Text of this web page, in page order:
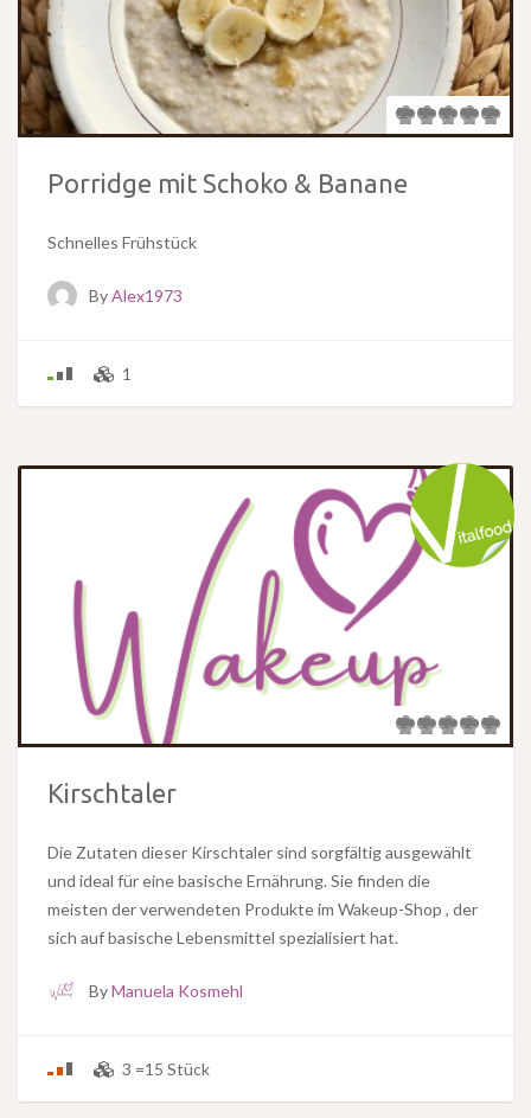
Porridge mit Schoko & Banane
Schnelles Frühstück
ByAlex1973
1
Kirschtaler
Die Zutaten dieser Kirschtaler sind sorgfältig ausgewählt
und ideal für eine basische Ernährung. Sie finden die
meisten der verwendeten Produkte im Wakeup-Shop , der
sich auf basische Lebensmittel spezialisiert hat.
ByManuela Kosmehl
3 =15 Stück